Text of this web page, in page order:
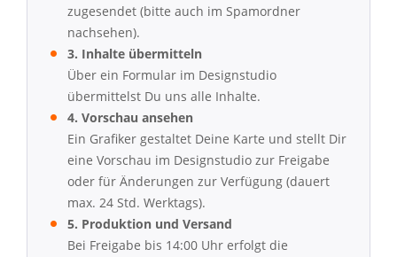
zugesendet (bitte auch im Spamordner
nachsehen).
3. Inhalte übermitteln
Über ein Formular im Designstudio
übermittelst Du uns alle Inhalte.
4. Vorschau ansehen
Ein Grafiker gestaltet Deine Karte und stellt Dir
eine Vorschau im Designstudio zur Freigabe
oder für Änderungen zur Verfügung (dauert
max. 24 Std. Werktags).
5. Produktion und Versand
Bei Freigabe bis 14:00 Uhr erfolgt die